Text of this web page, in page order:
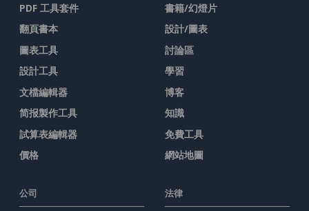
PDF 工具套件
翻頁書本
圖表工具
設計工具
文檔編輯器
简报製作工具
試算表編輯器
價格
書籍/幻燈片
設計/圖表
討論區
學習
博客
知識
免費工具
網站地圖
公司 法律